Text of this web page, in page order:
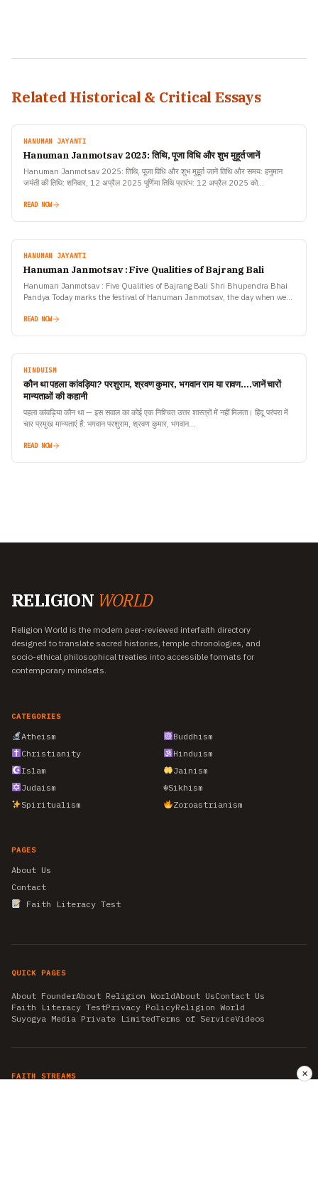
Related Historical & Critical Essays
HANUMAN JAYANTI
Hanuman Janmotsav 2025: तिथि, पूजा विधि और शुभ मुहूर्त जानें
Hanuman Janmotsav 2025: तिथि, पूजा विधि और शुभ मुहूर्त जानें तिथि और समय: हनुमान
जयंती की तिथि: शनिवार, 12 अप्रैल 2025 पूर्णिमा तिथि प्रारंभ: 12 अप्रैल 2025 को…
READ NOW
HANUMAN JAYANTI
Hanuman Janmotsav : Five Qualities of Bajrang Bali
Hanuman Janmotsav : Five Qualities of Bajrang Bali Shri Bhupendra Bhai
Pandya Today marks the festival of Hanuman Janmotsav, the day when we
READ NOW
HINDUISM
कौन था पहला कांवड़िया? परशुराम, श्रवण कुमार, भगवान राम या रावण….जानें चारों
मान्यताओं की कहानी
पहला कांवड़िया कौन था — इस सवाल का कोई एक निश्चित उत्तर शास्त्रों में नहीं मिलता। हिंदू परंपरा में
चार प्रमुख मान्यताएं हैं: भगवान परशुराम, श्रवण कुमार, भगवान…
READ NOW
RELIGION WORLD
Religion World is the modern peer-reviewed interfaith directory
designed to translate sacred histories, temple chronologies, and
socio-ethical philosophical treaties into accessible formats for
contemporary mindsets.
CATEGORIES
Atheism
Buddhism
Christianity
Hinduism
Islam
Jainism
Judaism
☬Sikhism
Spiritualism
Zoroastrianism
PAGES
About Us
Contact
Faith Literacy Test
QUICK PAGES
About FounderAbout Religion WorldAbout UsContact Us
Faith Literacy TestPrivacy PolicyReligion World
Suyogya Media Private LimitedTerms of ServiceVideos
FAITH STREAMS ✕